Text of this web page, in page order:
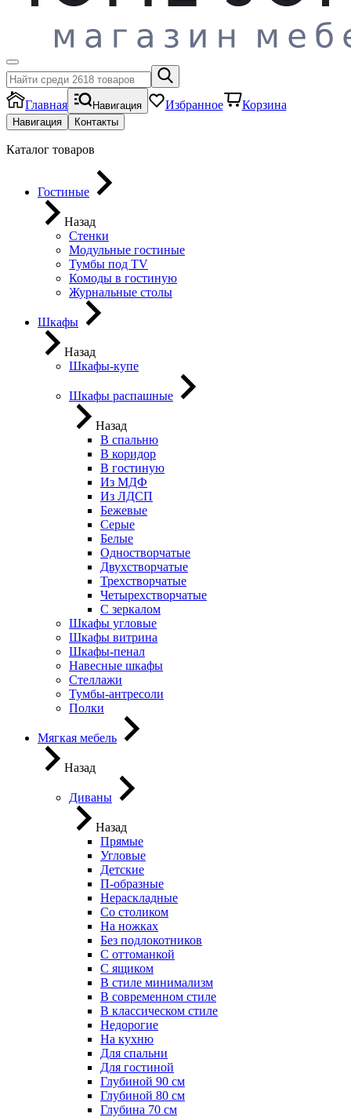
Главная Навигация Избранное Корзина
Навигация Контакты
Каталог товаров
Гостиные
Назад
Стенки
Модульные гостиные
Тумбы под ТV
Комоды в гостиную
Журнальные столы
Шкафы
Назад
Шкафы-купе
Шкафы распашные
Назад
В спальню
В коридор
В гостиную
Из МДФ
Из ЛДСП
Бежевые
Серые
Белые
Одностворчатые
Двухстворчатые
Трехстворчатые
Четырехстворчатые
С зеркалом
Шкафы угловые
Шкафы витрина
Шкафы-пенал
Навесные шкафы
Стеллажи
Тумбы-антресоли
Полки
Мягкая мебель
Назад
Диваны
Назад
Прямые
Угловые
Детские
П-образные
Нераскладные
Со столиком
На ножках
Без подлокотников
С оттоманкой
С ящиком
В стиле минимализм
В современном стиле
В классическом стиле
Недорогие
На кухню
Для спальни
Для гостиной
Глубиной 90 см
Глубиной 80 см
Глубина 70 см